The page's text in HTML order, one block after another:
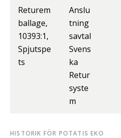
Returem
ballage,
10393:1,
Spjutspe
ts
Anslu
tning
savtal
Svens
ka
Retur
syste
m
HISTORIK FÖR POTATIS EKO